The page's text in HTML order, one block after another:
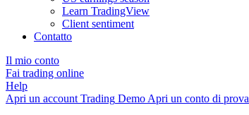
Learn TradingView
Client sentiment
Contatto
Il mio conto
Fai trading online
Help
Apri un account Trading Demo Apri un conto di prova